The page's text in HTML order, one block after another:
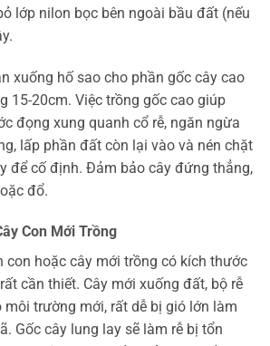
lớp nilon bọc bên ngoài bầu đất (nếu
xuống hố sao cho phần gốc cây cao
15-20cm. Việc trồng gốc cao giúp
đọng xung quanh cổ rễ, ngăn ngừa
lấp phần đất còn lại vào và nén chặt
để cố định. Đảm bảo cây đứng thẳng,
đổ.
Con Mới Trồng
con hoặc cây mới trồng có kích thước
cần thiết. Cây mới xuống đất, bộ rễ
trường mới, rất dễ bị gió lớn làm
Gốc cây lung lay sẽ làm rễ bị tổn